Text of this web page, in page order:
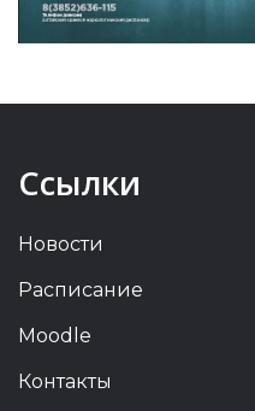
Ссылки
Новости
Расписание
Moodle
Контакты